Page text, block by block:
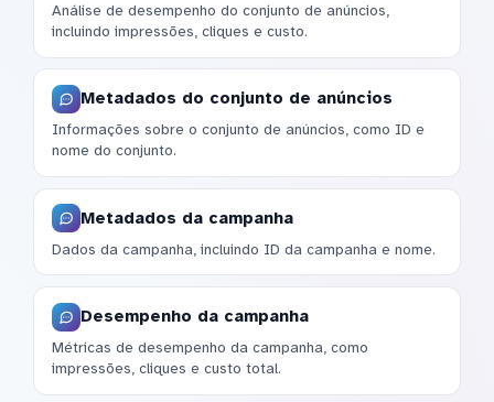
Análise de desempenho do conjunto de anúncios,
incluindo impressões, cliques e custo.
Metadados do conjunto de anúncios
Informações sobre o conjunto de anúncios, como ID e
nome do conjunto.
Metadados da campanha
Dados da campanha, incluindo ID da campanha e nome.
Desempenho da campanha
Métricas de desempenho da campanha, como
impressões, cliques e custo total.